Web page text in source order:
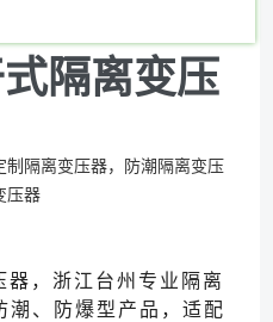
隔离变压
隔离变压器，防潮隔离变压
压器
，浙江台州专业隔离
潮、防爆型产品，适配